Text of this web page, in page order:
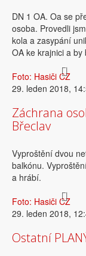
DN 1 OA. Oa se
osoba. Provedli
kola a zasypání
OA ke krajnici a
Foto: Hasiči CZ
29. leden 2018,
Záchrana
Břeclav
Vyproštění dvou
balkónu.
a hrábí.
Foto: Hasiči CZ
29. leden 2018,
Ostatní